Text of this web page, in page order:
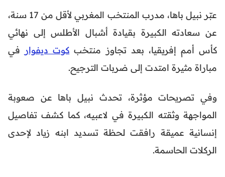
عبّر نبيل باها، مدرب المنتخب المغربي لأقل من 17 سنة،
عن سعادته الكبيرة بقيادة أشبال الأطلس إلى نهائي
كأس أمم إفريقيا، بعد تجاوز منتخب كوت ديفوار في
مباراة مثيرة امتدت إلى ضربات الترجيح.
وفي تصريحات مؤثرة، تحدث نبيل باها عن صعوبة
المواجهة وثقته الكبيرة في لاعبيه، كما كشف تفاصيل
إنسانية عميقة رافقت لحظة تسديد ابنه زياد لإحدى
الركلات الحاسمة.